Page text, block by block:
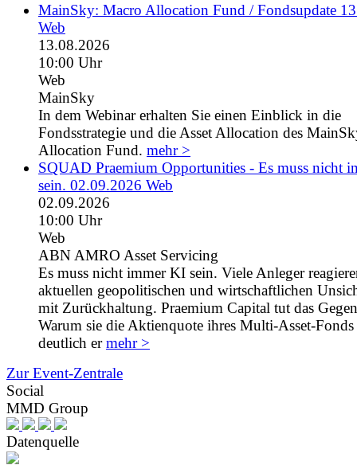
MainSky: Macro Allocation Fund / Fondsupdate
Web
13.08.2026
10:00 Uhr
Web
MainSky
In dem Webinar erhalten Sie einen Einblick in die
Fondsstrategie und die Asset Allocation des
Allocation Fund. mehr >
SQUAD Praemium Opportunities - Es muss nicht
sein. 02.09.2026 Web
02.09.2026
10:00 Uhr
Web
ABN AMRO Asset Servicing
Es muss nicht immer KI sein. Viele Anleger
aktuellen geopolitischen und wirtschaftlichen
mit Zurückhaltung. Praemium Capital tut das
Warum sie die Aktienquote ihres Multi-Asset-Fonds
deutlich ermehr >
Zur Event-Zentrale
Social
MMD Group
Datenquelle